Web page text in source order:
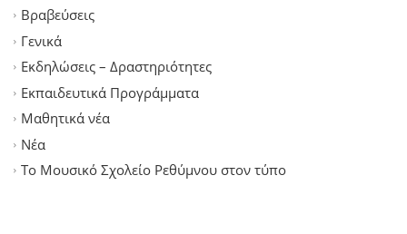
Βραβεύσεις
Γενικά
Εκδηλώσεις – Δραστηριότητες
Εκπαιδευτικά Προγράμματα
Μαθητικά νέα
Νέα
Το Μουσικό Σχολείο Ρεθύμνου στον τύπο